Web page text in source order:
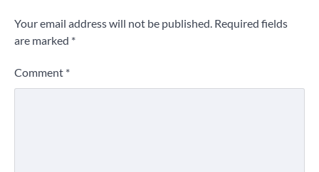
Your email address will not be published. Required fields
are marked *
Comment *